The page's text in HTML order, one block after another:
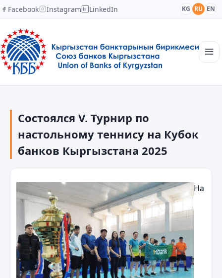
Facebook Instagram LinkedIn KG RU EN
Новости
Академия
Члены и партнеры
Сотрудничество
Контакты
Состоялся V. Турнир по
настольному теннису на Кубок
банков Кыргызстана 2025
На